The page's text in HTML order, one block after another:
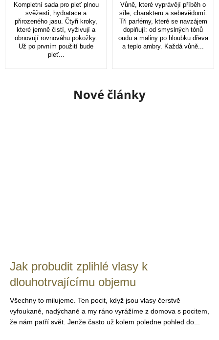
Kompletní sada pro pleť plnou
svěžesti, hydratace a
přirozeného jasu. Čtyři kroky,
které jemně čistí, vyživují a
obnovují rovnováhu pokožky.
Už po prvním použití bude
pleť...
Vůně, které vyprávějí příběh o
síle, charakteru a sebevědomí.
Tři parfémy, které se navzájem
doplňují: od smyslných tónů
oudu a maliny po hloubku dřeva
a teplo ambry. Každá vůně...
Nové články
Jak probudit zplihlé vlasy k
dlouhotrvajícímu objemu
Všechny to milujeme. Ten pocit, když jsou vlasy čerstvě
vyfoukané, nadýchané a my ráno vyrážíme z domova s pocitem,
že nám patří svět. Jenže často už kolem poledne pohled do...